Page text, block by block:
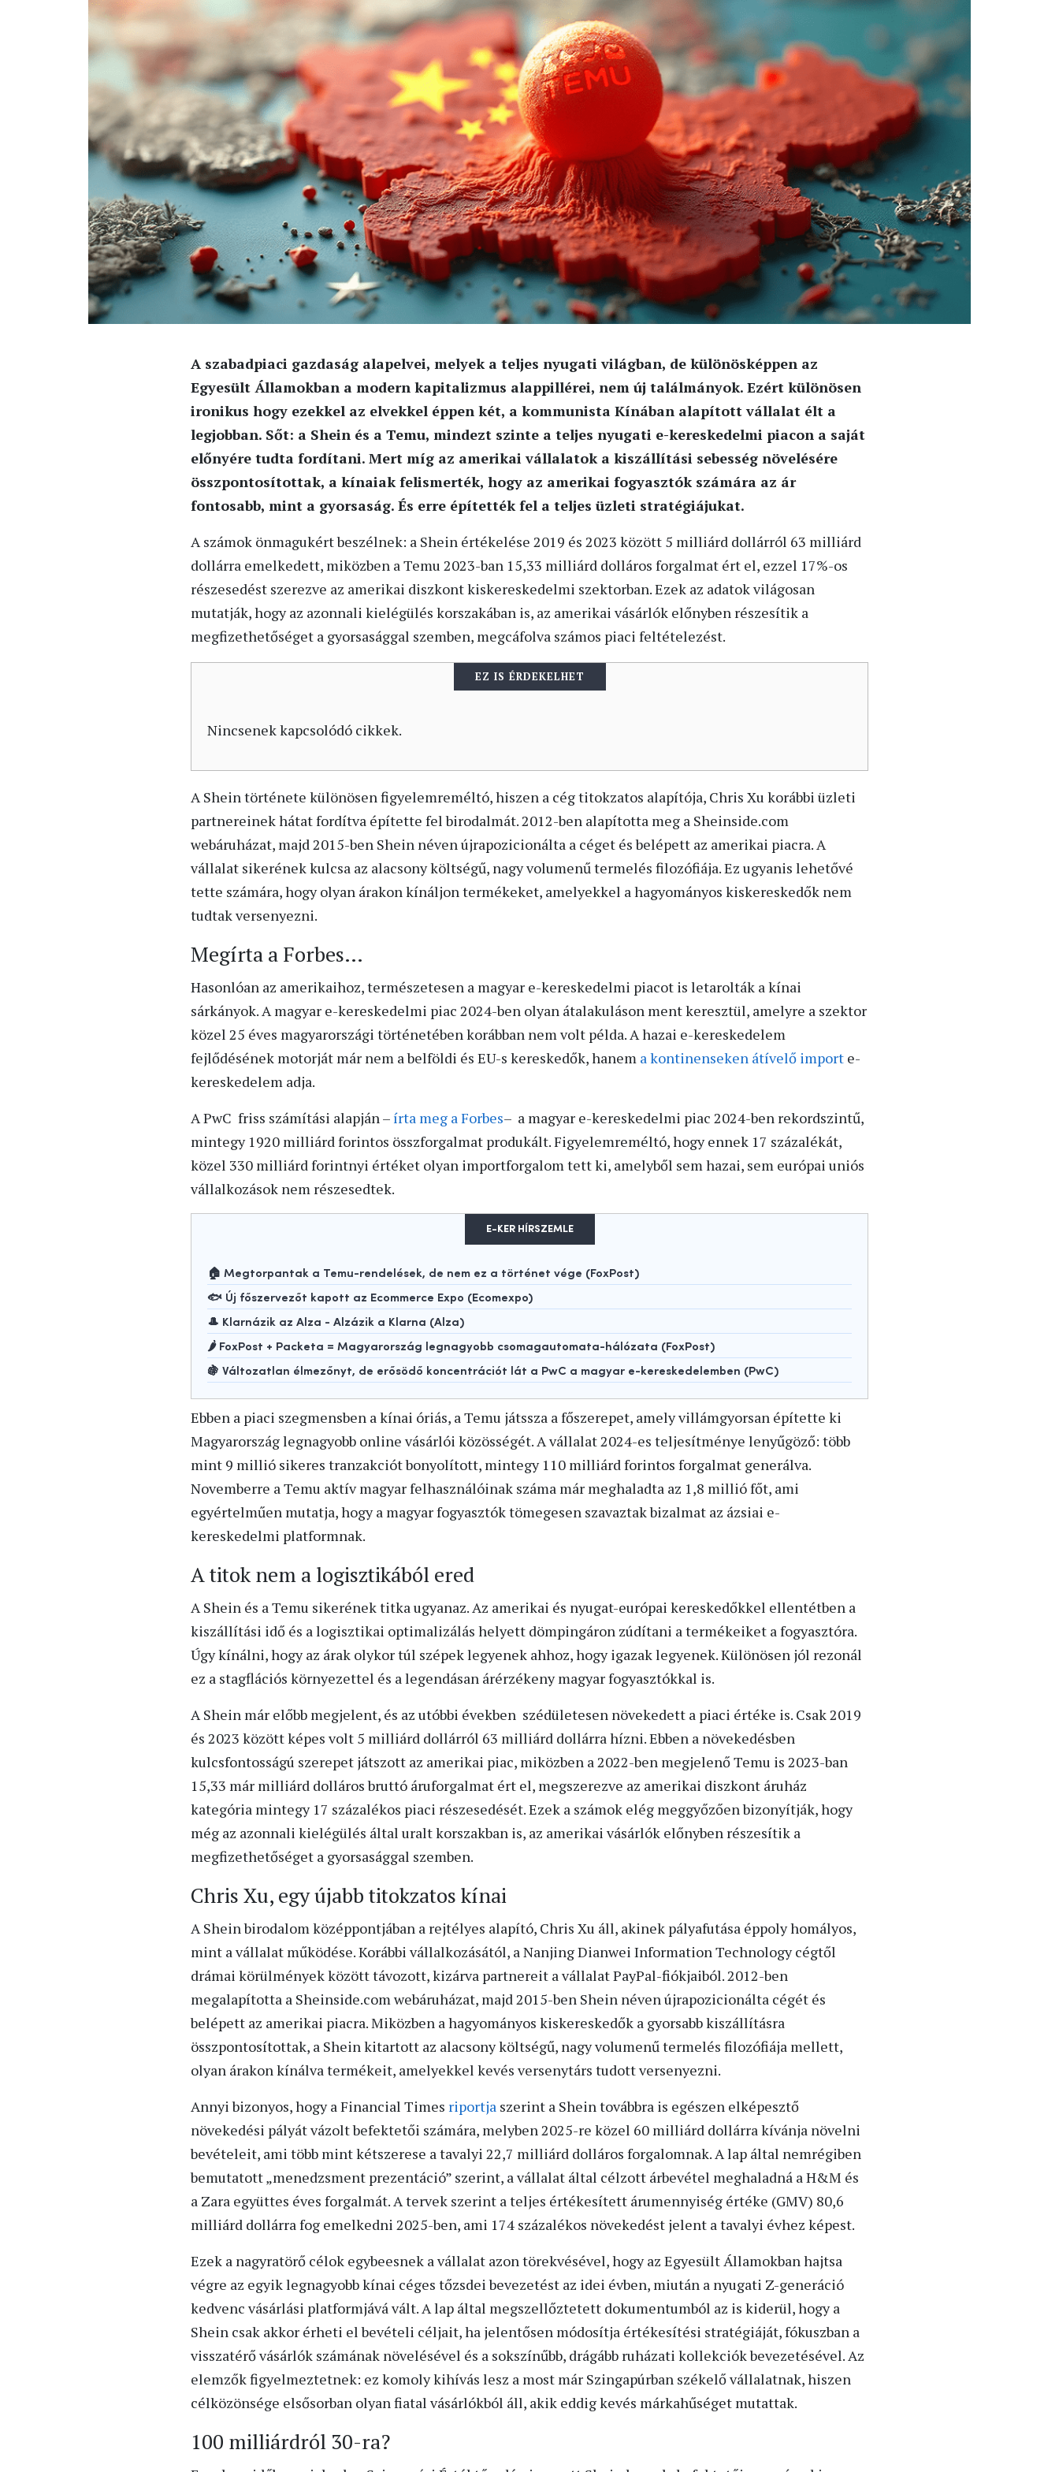
A szabadpiaci gazdaság alapelvei, melyek a teljes nyugati világban, de különösképpen az
Egyesült Államokban a modern kapitalizmus alappillérei, nem új találmányok. Ezért különösen
ironikus hogy ezekkel az elvekkel éppen két, a kommunista Kínában alapított vállalat élt a
legjobban. Sőt: a Shein és a Temu, mindezt szinte a teljes nyugati e-kereskedelmi piacon a saját
előnyére tudta fordítani. Mert míg az amerikai vállalatok a kiszállítási sebesség növelésére
összpontosítottak, a kínaiak felismerték, hogy az amerikai fogyasztók számára az ár
fontosabb, mint a gyorsaság. És erre építették fel a teljes üzleti stratégiájukat.
A számok önmagukért beszélnek: a Shein értékelése 2019 és 2023 között 5 milliárd dollárról 63 milliárd
dollárra emelkedett, miközben a Temu 2023-ban 15,33 milliárd dolláros forgalmat ért el, ezzel 17%-os
részesedést szerezve az amerikai diszkont kiskereskedelmi szektorban. Ezek az adatok világosan
mutatják, hogy az azonnali kielégülés korszakában is, az amerikai vásárlók előnyben részesítik a
megfizethetőséget a gyorsasággal szemben, megcáfolva számos piaci feltételezést.
EZ IS ÉRDEKELHET
Nincsenek kapcsolódó cikkek.
A Shein története különösen figyelemreméltó, hiszen a cég titokzatos alapítója, Chris Xu korábbi üzleti
partnereinek hátat fordítva építette fel birodalmát. 2012-ben alapította meg a Sheinside.com
webáruházat, majd 2015-ben Shein néven újrapozicionálta a céget és belépett az amerikai piacra. A
vállalat sikerének kulcsa az alacsony költségű, nagy volumenű termelés filozófiája. Ez ugyanis lehetővé
tette számára, hogy olyan árakon kínáljon termékeket, amelyekkel a hagyományos kiskereskedők nem
tudtak versenyezni.
Megírta a Forbes…
Hasonlóan az amerikaihoz, természetesen a magyar e-kereskedelmi piacot is letarolták a kínai
sárkányok. A magyar e-kereskedelmi piac 2024-ben olyan átalakuláson ment keresztül, amelyre a szektor
közel 25 éves magyarországi történetében korábban nem volt példa. A hazai e-kereskedelem
fejlődésének motorját már nem a belföldi és EU-s kereskedők, hanem a kontinenseken átívelő import e-
kereskedelem adja.
A PwC friss számítási alapján – írta meg a Forbes– a magyar e-kereskedelmi piac 2024-ben rekordszintű,
mintegy 1920 milliárd forintos összforgalmat produkált. Figyelemreméltó, hogy ennek 17 százalékát,
közel 330 milliárd forintnyi értéket olyan importforgalom tett ki, amelyből sem hazai, sem európai uniós
vállalkozások nem részesedtek.
E-KER HÍRSZEMLE
🏠 Megtorpantak a Temu-rendelések, de nem ez a történet vége (FoxPost)
🐟 Új főszervezőt kapott az Ecommerce Expo (Ecomexpo)
🎩 Klarnázik az Alza - Alzázik a Klarna (Alza)
🌶️ FoxPost + Packeta = Magyarország legnagyobb csomagautomata-hálózata (FoxPost)
🍇 Változatlan élmezőnyt, de erősödő koncentrációt lát a PwC a magyar e-kereskedelemben (PwC)
Ebben a piaci szegmensben a kínai óriás, a Temu játssza a főszerepet, amely villámgyorsan építette ki
Magyarország legnagyobb online vásárlói közösségét. A vállalat 2024-es teljesítménye lenyűgöző: több
mint 9 millió sikeres tranzakciót bonyolított, mintegy 110 milliárd forintos forgalmat generálva.
Novemberre a Temu aktív magyar felhasználóinak száma már meghaladta az 1,8 millió főt, ami
egyértelműen mutatja, hogy a magyar fogyasztók tömegesen szavaztak bizalmat az ázsiai e-
kereskedelmi platformnak.
A titok nem a logisztikából ered
A Shein és a Temu sikerének titka ugyanaz. Az amerikai és nyugat-európai kereskedőkkel ellentétben a
kiszállítási idő és a logisztikai optimalizálás helyett dömpingáron zúdítani a termékeiket a fogyasztóra.
Úgy kínálni, hogy az árak olykor túl szépek legyenek ahhoz, hogy igazak legyenek. Különösen jól rezonál
ez a stagflációs környezettel és a legendásan árérzékeny magyar fogyasztókkal is.
A Shein már előbb megjelent, és az utóbbi években szédületesen növekedett a piaci értéke is. Csak 2019
és 2023 között képes volt 5 milliárd dollárról 63 milliárd dollárra hízni. Ebben a növekedésben
kulcsfontosságú szerepet játszott az amerikai piac, miközben a 2022-ben megjelenő Temu is 2023-ban
15,33 már milliárd dolláros bruttó áruforgalmat ért el, megszerezve az amerikai diszkont áruház
kategória mintegy 17 százalékos piaci részesedését. Ezek a számok elég meggyőzően bizonyítják, hogy
még az azonnali kielégülés által uralt korszakban is, az amerikai vásárlók előnyben részesítik a
megfizethetőséget a gyorsasággal szemben.
Chris Xu, egy újabb titokzatos kínai
A Shein birodalom középpontjában a rejtélyes alapító, Chris Xu áll, akinek pályafutása éppoly homályos,
mint a vállalat működése. Korábbi vállalkozásától, a Nanjing Dianwei Information Technology cégtől
drámai körülmények között távozott, kizárva partnereit a vállalat PayPal-fiókjaiból. 2012-ben
megalapította a Sheinside.com webáruházat, majd 2015-ben Shein néven újrapozicionálta cégét és
belépett az amerikai piacra. Miközben a hagyományos kiskereskedők a gyorsabb kiszállításra
összpontosítottak, a Shein kitartott az alacsony költségű, nagy volumenű termelés filozófiája mellett,
olyan árakon kínálva termékeit, amelyekkel kevés versenytárs tudott versenyezni.
Annyi bizonyos, hogy a Financial Times riportja szerint a Shein továbbra is egészen elképesztő
növekedési pályát vázolt befektetői számára, melyben 2025-re közel 60 milliárd dollárra kívánja növelni
bevételeit, ami több mint kétszerese a tavalyi 22,7 milliárd dolláros forgalomnak. A lap által nemrégiben
bemutatott „menedzsment prezentáció” szerint, a vállalat által célzott árbevétel meghaladná a H&M és
a Zara együttes éves forgalmát. A tervek szerint a teljes értékesített árumennyiség értéke (GMV) 80,6
milliárd dollárra fog emelkedni 2025-ben, ami 174 százalékos növekedést jelent a tavalyi évhez képest.
Ezek a nagyratörő célok egybeesnek a vállalat azon törekvésével, hogy az Egyesült Államokban hajtsa
végre az egyik legnagyobb kínai céges tőzsdei bevezetést az idei évben, miután a nyugati Z-generáció
kedvenc vásárlási platformjává vált. A lap által megszellőztetett dokumentumból az is kiderül, hogy a
Shein csak akkor érheti el bevételi céljait, ha jelentősen módosítja értékesítési stratégiáját, fókuszban a
visszatérő vásárlók számának növelésével és a sokszínűbb, drágább ruházati kollekciók bevezetésével. Az
elemzők figyelmeztetnek: ez komoly kihívás lesz a most már Szingapúrban székelő vállalatnak, hiszen
célközönsége elsősorban olyan fiatal vásárlókból áll, akik eddig kevés márkahűséget mutattak.
100 milliárdról 30-ra?